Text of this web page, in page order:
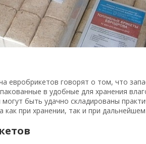
евробрикетов говорят о том, что
в удобные для хранения
быть удачно складированы
при хранении, так и при